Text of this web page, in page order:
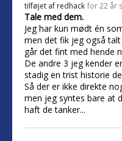
tilføjet af redhack for 22 år
Tale med dem.
Jeg har kun mødt én
men det fik jeg også
går det fint med hende
De andre 3 jeg kender
stadig en trist historie
Så der er ikke direkte
men jeg syntes bare at
haft de tanker...